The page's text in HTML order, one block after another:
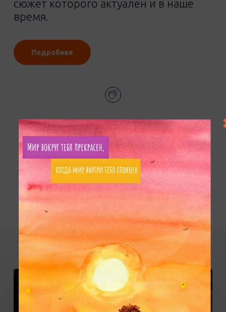
сюжет которого актуален и в наше
время.
Подробнее
#выборпути #дружба #посмеяться
#удивиродителей
Фильм
«Вам